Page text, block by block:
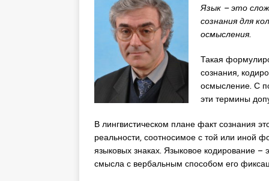
Язык – это
сознания для
осмысления.
Такая
сознания,
осмысление. С
эти термины
В лингвистическом плане факт сознания
реальности, соотносимое с той или иной
языковых знаках. Языковое кодирование –
смысла с вербальным способом его